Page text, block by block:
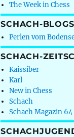
The Week in Chess
SCHACH-BLOGS
Perlen vom
SCHACH-
Kaissiber
Karl
New in Chess
Schach
Schach Magazin 64